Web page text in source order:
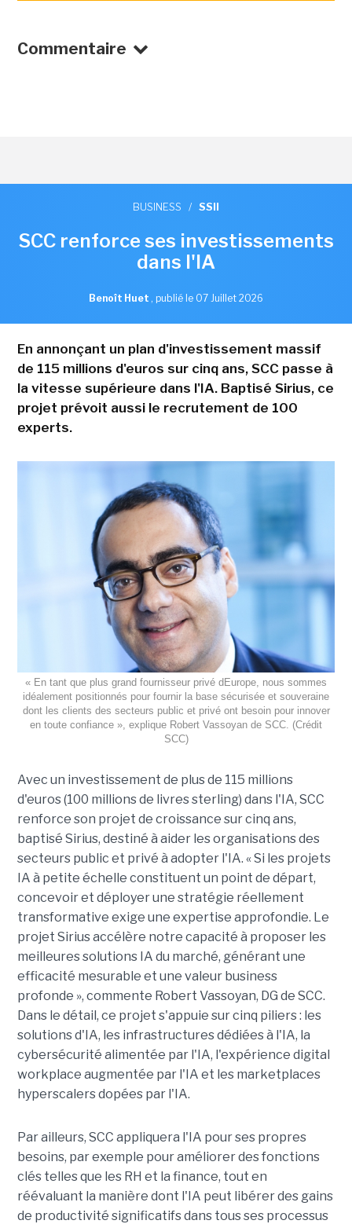
Commentaire
BUSINESS / SSII
SCC renforce ses investissements
dans l'IA
Benoît Huet , publié le 07 Juillet 2026
En annonçant un plan d'investissement massif
de 115 millions d'euros sur cinq ans, SCC passe à
la vitesse supérieure dans l'IA. Baptisé Sirius, ce
projet prévoit aussi le recrutement de 100
experts.
« En tant que plus grand fournisseur privé dEurope, nous sommes
idéalement positionnés pour fournir la base sécurisée et souveraine
dont les clients des secteurs public et privé ont besoin pour innover
en toute confiance », explique Robert Vassoyan de SCC. (Crédit
SCC)
Avec un investissement de plus de 115 millions
d'euros (100 millions de livres sterling) dans l'IA, SCC
renforce son projet de croissance sur cinq ans,
baptisé Sirius, destiné à aider les organisations des
secteurs public et privé à adopter l'IA. « Si les projets
IA à petite échelle constituent un point de départ,
concevoir et déployer une stratégie réellement
transformative exige une expertise approfondie. Le
projet Sirius accélère notre capacité à proposer les
meilleures solutions IA du marché, générant une
efficacité mesurable et une valeur business
profonde », commente Robert Vassoyan, DG de SCC.
Dans le détail, ce projet s'appuie sur cinq piliers : les
solutions d'IA, les infrastructures dédiées à l'IA, la
cybersécurité alimentée par l'IA, l'expérience digital
workplace augmentée par l'IA et les marketplaces
hyperscalers dopées par l'IA.
Par ailleurs, SCC appliquera l'IA pour ses propres
besoins, par exemple pour améliorer des fonctions
clés telles que les RH et la finance, tout en
réévaluant la manière dont l'IA peut libérer des gains
de productivité significatifs dans tous ses processus